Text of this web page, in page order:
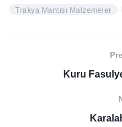
Trakya Mantısı Malzemeler
Kuru